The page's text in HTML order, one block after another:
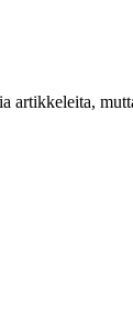
artikkeleita,